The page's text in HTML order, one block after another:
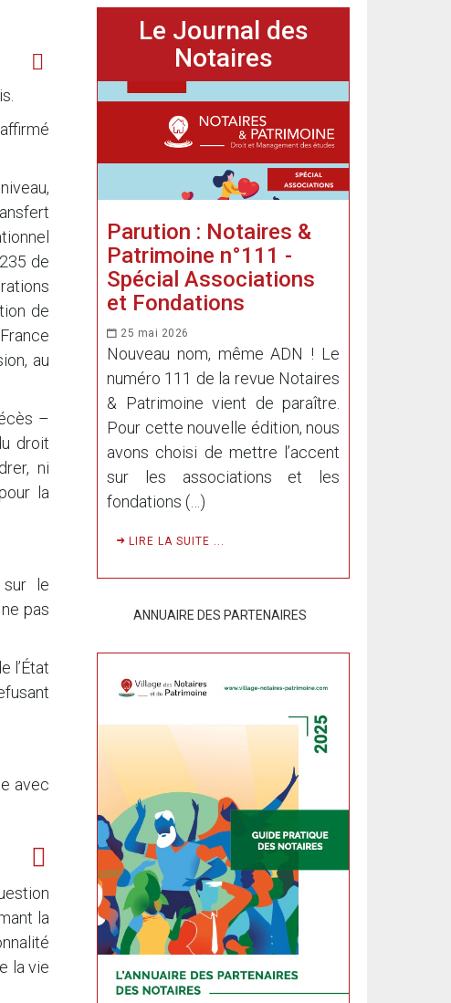
de
de
au
–
droit
ni
la
sur le
pas
l’État
avec
la
la vie
Le Journal des
Notaires
Parution : Notaires &
Patrimoine n°111 -
Spécial Associations
et Fondations
25 mai 2026
Nouveau nom, même ADN ! Le
numéro 111 de la revue Notaires
& Patrimoine vient de paraître.
Pour cette nouvelle édition, nous
avons choisi de mettre l’accent
sur les associations et les
fondations (…)
LIRE LA SUITE ...
ANNUAIRE DES PARTENAIRES